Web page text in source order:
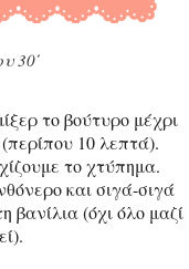
30΄
το βούτυρο μέχρι
10 λεπτά).
το χτύπημα.
και σιγά-σιγά
βανίλια (όχι όλο μαζί